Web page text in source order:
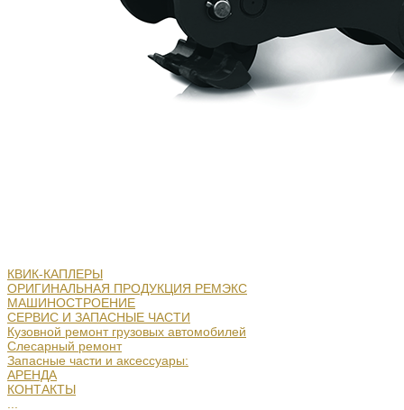
КВИК-КАПЛЕРЫ
ОРИГИНАЛЬНАЯ ПРОДУКЦИЯ РЕМЭКС
МАШИНОСТРОЕНИЕ
СЕРВИС И ЗАПАСНЫЕ ЧАСТИ
Кузовной ремонт грузовых автомобилей
Слесарный ремонт
Запасные части и аксессуары:
АРЕНДА
КОНТАКТЫ